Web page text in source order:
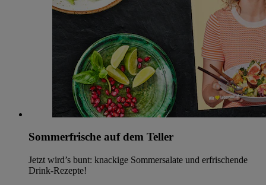
Sommerfrische auf dem Teller
Jetzt wird’s bunt: knackige Sommersalate und erfrischende
Drink-Rezepte!